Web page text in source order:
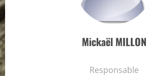
Mickaël MILLON
Responsable